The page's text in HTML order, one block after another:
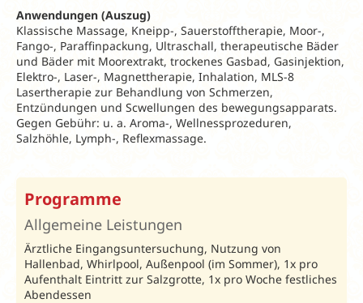
Anwendungen (Auszug)
Klassische Massage, Kneipp-, Sauerstofftherapie, Moor-,
Fango-, Paraffinpackung, Ultraschall, therapeutische Bäder
und Bäder mit Moorextrakt, trockenes Gasbad, Gasinjektion,
Elektro-, Laser-, Magnettherapie, Inhalation, MLS-8
Lasertherapie zur Behandlung von Schmerzen,
Entzündungen und Scwellungen des bewegungsapparats.
Gegen Gebühr: u. a. Aroma-, Wellnessprozeduren,
Salzhöhle, Lymph-, Reflexmassage.
Programme
Allgemeine Leistungen
Ärztliche Eingangsuntersuchung, Nutzung von
Hallenbad, Whirlpool, Außenpool (im Sommer), 1x pro
Aufenthalt Eintritt zur Salzgrotte, 1x pro Woche festliches
Abendessen
Bonus und
Frühbucher 2026
BONUS
im
Reisezeitraum
19.04.-10.05.